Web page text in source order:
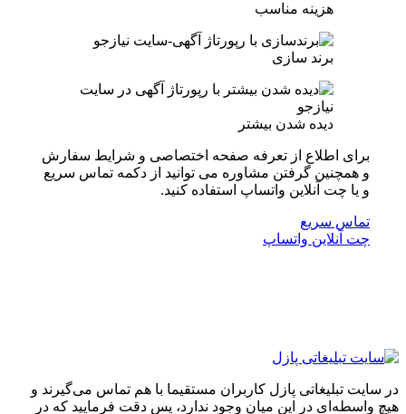
هزینه مناسب
برند سازی
دیده شدن بیشتر
برای اطلاع از تعرفه صفحه اختصاصی و شرایط سفارش
و همچنین گرفتن مشاوره می توانید از دکمه تماس سریع
و یا چت آنلاین واتساپ استفاده کنید.
تماس سریع
چت آنلاین واتساپ
در سایت تبلیغاتی پازل کاربران مستقیما با هم تماس می‌گیرند و
هیچ واسطه‌ای در این میان وجود ندارد، پس دقت فرمایید که در